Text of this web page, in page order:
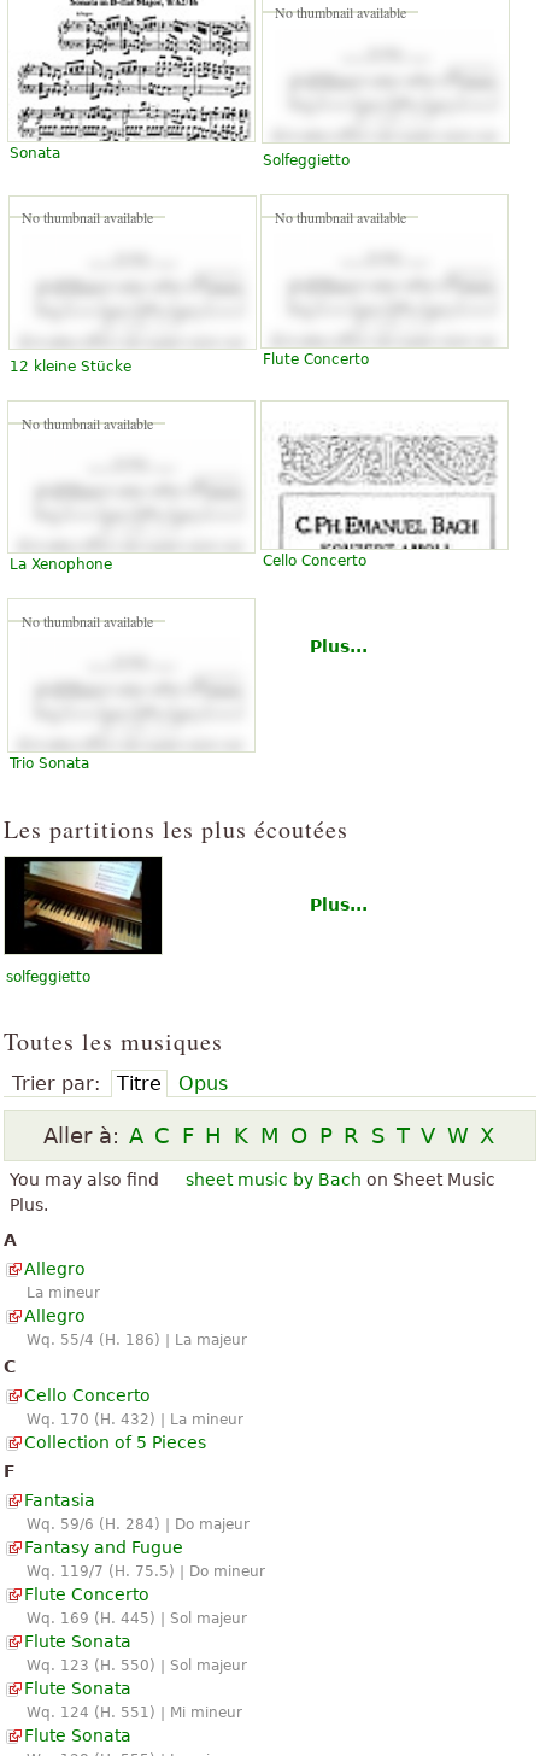
Sonata
No thumbnail available
Solfeggietto
No thumbnail available
12 kleine Stücke
No thumbnail available
Flute Concerto
No thumbnail available
La Xenophone Cello Concerto
No thumbnail available
Trio Sonata
Plus...
Les partitions les plus écoutées
solfeggietto
Plus...
Toutes les musiques
Trier par: Titre Opus
Aller à: A C F H K M O P R S T V W X
You may also find sheet music by Bach on Sheet Music
Plus.
A
Allegro
La mineur
Allegro
Wq. 55/4 (H. 186) | La majeur
C
Cello Concerto
Wq. 170 (H. 432) | La mineur
Collection of 5 Pieces
F
Fantasia
Wq. 59/6 (H. 284) | Do majeur
Fantasy and Fugue
Wq. 119/7 (H. 75.5) | Do mineur
Flute Concerto
Wq. 169 (H. 445) | Sol majeur
Flute Sonata
Wq. 123 (H. 550) | Sol majeur
Flute Sonata
Wq. 124 (H. 551) | Mi mineur
Flute Sonata